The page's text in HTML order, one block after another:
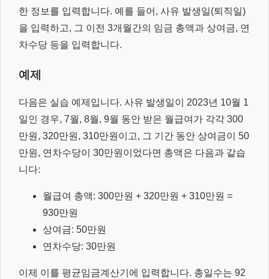
한 정보를 입력합니다. 예를 들어, 사유 발생일(퇴직일)
을 입력하고, 그 이전 3개월간의 임금 총액과 상여금, 연
차수당 등을 입력합니다.
예제
다음은 실습 예제입니다. 사유 발생일이 2023년 10월 1
일인 경우, 7월, 8월, 9월 동안 받은 월급여가 각각 300
만원, 320만원, 310만원이고, 그 기간 동안 상여금이 50
만원, 연차수당이 30만원이었다면 총액은 다음과 같습
니다:
월급여 총액: 300만원 + 320만원 + 310만원 =
930만원
상여금: 50만원
연차수당: 30만원
이제 이를 평균임금계산기에 입력합니다. 총일수는 92